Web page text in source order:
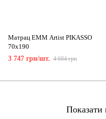
Матрац ЕММ Artist PIKASSO
70x190
3 747 грн/шт. 4 684 грн
Показати